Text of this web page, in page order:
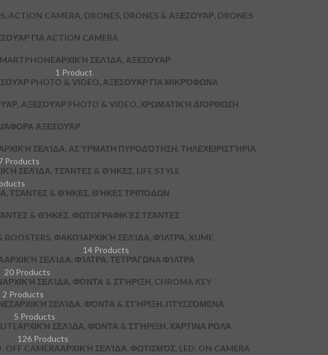
ACTION CAMERA, DRONES, DRONES & ΑΞΕΣΟΥΆΡ, DRONES
ΓΙΑ ACTION CAMERA
ΑΡΧΙΚΉ ΣΕΛΊΔΑ, ΑΞΕΣΟΥΆΡ
1 Product
PHOTO & VIDEO, ΑΞΕΣΟΥΆΡ ΓΙΑ ΜΙΚΡΌΦΩΝΑ
ΑΞΕΣΟΥΆΡ PHOTO & VIDEO, ΧΡΩΜΑΤΙΚΉ ΔΙΌΡΘΩΣΗ
ΑΞΕΣΟΥΆΡ
ΣΕΛΊΔΑ, ΑΣΎΡΜΑΤΗ ΠΥΡΟΔΌΤΗΣΗ, ΤΗΛΕΧΕΙΡΙΣΤΉΡΙΑ
Products
ΣΕΛΊΔΑ, ΤΣΆΝΤΕΣ & ΘΉΚΕΣ, LIFE STYLE
ΤΣΆΝΤΕΣ & ΘΉΚΕΣ, ΘΉΚΕΣ ΤΡΙΠΌΔΩΝ
& ΘΉΚΕΣ, ΦΩΤΟΓΡΑΦΙΚΈΣ ΤΣΆΝΤΕΣ
ΦΑΚΟΊΑΡΧΙΚΉ ΣΕΛΊΔΑ, ΦΊΛΤΡΑ, XUME
14 Products
ΑΡΧΙΚΉ ΣΕΛΊΔΑ, ΦΊΛΤΡΑ, ΤΕΤΡΆΓΩΝΑ ΦΊΛΤΡΑ
20 Products
ΑΡΧΙΚΉ ΣΕΛΊΔΑ, ΦΌΝΤΑ & ΣΤΉΡΙΞΗ, CHROMA KEY
2 Products
ΑΡΧΙΚΉ ΣΕΛΊΔΑ, ΦΌΝΤΑ & ΣΤΉΡΙΞΗ, ΠΤΥΣΣΌΜΕΝΑ
5 Products
ΑΡΧΙΚΉ ΣΕΛΊΔΑ, ΦΌΝΤΑ & ΣΤΉΡΙΞΗ, ΧΆΡΤΙΝΑ ΡΟΛΆ
126 Products
CAMERAΑΡΧΙΚΉ ΣΕΛΊΔΑ, ΦΩΤΙΣΜΌΣ, LED, ON CAMERA